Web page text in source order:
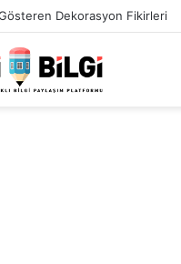
Gösteren Dekorasyon Fikirleri